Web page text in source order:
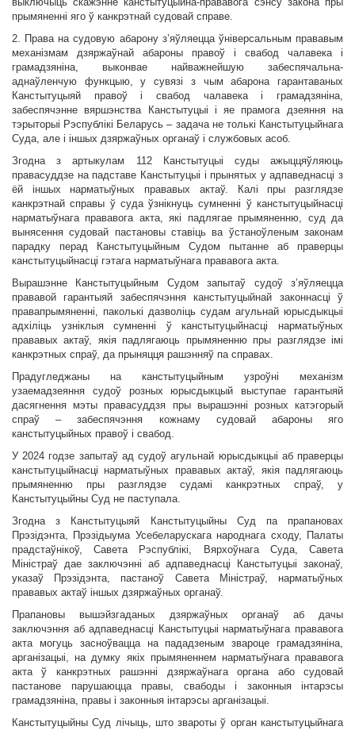
прымяненні яго ў канкрэтнай судовай справе.
2. Права на судовую абарону з’яўляецца ўніверсальным прававым
механізмам дзяржаўнай абароны правоў і свабод чалавека і
грамадзяніна, выконвае найважнейшую забеспячальна-
аднаўленчую функцыю, у сувязі з чым абарона гарантаваных
Канстытуцыяй правоў і свабод чалавека і грамадзяніна,
забеспячэнне вяршэнства Канстытуцыі і яе прамога дзеяння на
тэрыторыі Рэспублікі Беларусь – задача не толькі Канстытуцыйнага
Суда, але і іншых дзяржаўных органаў і службовых асоб.
Згодна з артыкулам 112 Канстытуцыі суды ажыццяўляюць
правасуддзе на падставе Канстытуцыі і прынятых у адпаведнасці з
ёй іншых нарматыўных прававых актаў. Калі пры разглядзе
канкрэтнай справы ў суда ўзнікнуць сумненні ў канстытуцыйнасці
нарматыўнага прававога акта, які падлягае прымяненню, суд да
вынясення судовай пастановы ставіць ва ўстаноўленым законам
парадку перад Канстытуцыйным Судом пытанне аб праверцы
канстытуцыйнасці гэтага нарматыўнага прававога акта.
Вырашэнне Канстытуцыйным Судом запытаў судоў з’яўляецца
прававой гарантыяй забеспячэння канстытуцыйнай законнасці ў
правапрымяненні, паколькі дазволіць судам агульнай юрысдыкцыі
адхіліць узніклыя сумненні ў канстытуцыйнасці нарматыўных
прававых актаў, якія падлягаюць прымяненню пры разглядзе імі
канкрэтных спраў, да прыняцця рашэнняў па справах.
Прадугледжаны на канстытуцыйным узроўні механізм
узаемадзеяння судоў розных юрысдыкцый выступае гарантыяй
дасягнення мэты правасуддзя пры вырашэнні розных катэгорый
спраў – забеспячэння кожнаму судовай абароны яго
канстытуцыйных правоў і свабод.
У 2024 годзе запытаў ад судоў агульнай юрысдыкцыі аб праверцы
канстытуцыйнасці нарматыўных прававых актаў, якія падлягаюць
прымяненню пры разглядзе судамі канкрэтных спраў, у
Канстытуцыйны Суд не паступала.
Згодна з Канстытуцыяй Канстытуцыйны Суд па прапановах
Прэзідэнта, Прэзідыума Усебеларускага народнага сходу, Палаты
прадстаўнікоў, Савета Рэспублікі, Вярхоўнага Суда, Савета
Міністраў дае заключэнні аб адпаведнасці Канстытуцыі законаў,
указаў Прэзідэнта, пастаноў Савета Міністраў, нарматыўных
прававых актаў іншых дзяржаўных органаў.
Прапановы вышэйзгаданых дзяржаўных органаў аб дачы
заключэння аб адпаведнасці Канстытуцыі нарматыўнага прававога
акта могуць засноўвацца на пададзеным звароце грамадзяніна,
арганізацыі, на думку якіх прымяненнем нарматыўнага прававога
акта ў канкрэтных рашэнні дзяржаўнага органа або судовай
пастанове парушаюцца правы, свабоды і законныя інтарэсы
грамадзяніна, правы і законныя інтарэсы арганізацыі.
Канстытуцыйны Суд лічыць, што звароты ў орган канстытуцыйнага